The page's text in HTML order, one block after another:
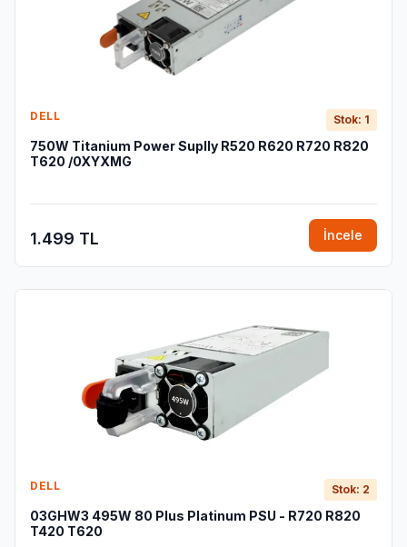
DELL Stok: 1
750W Titanium Power Suplly R520 R620 R720 R820
T620 /0XYXMG
1.499 TL İncele
DELL Stok: 2
03GHW3 495W 80 Plus Platinum PSU - R720 R820
T420 T620